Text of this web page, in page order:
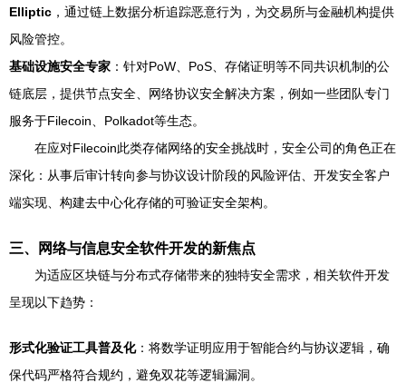
Elliptic ，通过链上数据分析追踪恶意行为，为交易所与金融机构提供
风险管控。
基础设施安全专家 ：针对PoW、PoS、存储证明等不同共识机制的公
链底层，提供节点安全、网络协议安全解决方案，例如一些团队专门
服务于Filecoin、Polkadot等生态。
在应对Filecoin此类存储网络的安全挑战时，安全公司的角色正在
深化：从事后审计转向参与协议设计阶段的风险评估、开发安全客户
端实现、构建去中心化存储的可验证安全架构。
三、网络与信息安全软件开发的新焦点
为适应区块链与分布式存储带来的独特安全需求，相关软件开发
呈现以下趋势：
形式化验证工具普及化：将数学证明应用于智能合约与协议逻辑，确
保代码严格符合规约，避免双花等逻辑漏洞。